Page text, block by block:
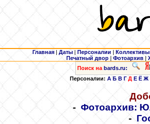
Главная | Даты | Персоналии | Коллективы
Печатный двор |Фотоархив |
Поиск на bards.ru:
Персоналии: А Б В Г Д Е Ё Ж
- Фотоархив:
-